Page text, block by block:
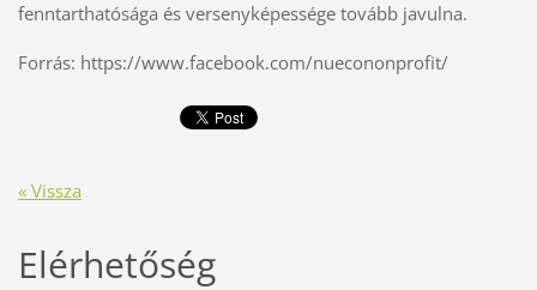
fenntarthatósága és versenyképessége tovább javulna.
Forrás: https://www.facebook.com/nuecononprofit/
« Vissza
Elérhetőség